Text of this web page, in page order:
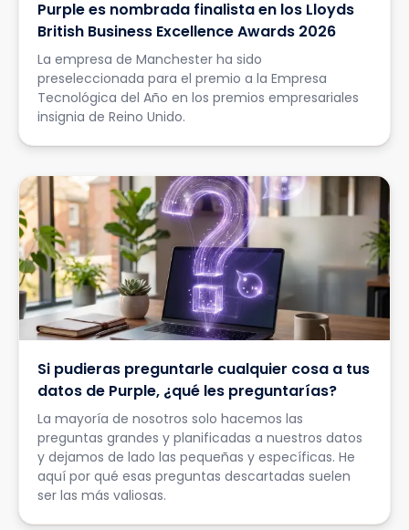
Purple es nombrada finalista en los Lloyds
British Business Excellence Awards 2026
La empresa de Manchester ha sido
preseleccionada para el premio a la Empresa
Tecnológica del Año en los premios empresariales
insignia de Reino Unido.
Si pudieras preguntarle cualquier cosa a tus
datos de Purple, ¿qué les preguntarías?
La mayoría de nosotros solo hacemos las
preguntas grandes y planificadas a nuestros datos
y dejamos de lado las pequeñas y específicas. He
aquí por qué esas preguntas descartadas suelen
ser las más valiosas.